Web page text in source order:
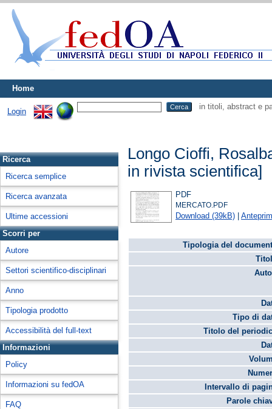
Home
Login
in titoli, abstract e
Ricerca
Ricerca semplice
Ricerca avanzata
Ultime accessioni
Scorri per
Autore
Settori scientifico-disciplinari
Anno
Tipologia prodotto
Accessibilità del full-text
Informazioni
Policy
Informazioni su fedOA
FAQ
Longo Cioffi,
in rivista scientifica]
PDF
MERCATO.PDF
Download (39kB) |
Tipologia del
Tipo di
Titolo del
Intervallo di
Parole